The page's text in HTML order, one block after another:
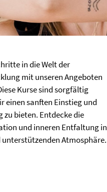
in die Welt der
mit unseren Angeboten
Kurse sind sorgfältig
einen sanften Einstieg und
zu bieten. Entdecke die
und inneren Entfaltung in
Atmosphäre.